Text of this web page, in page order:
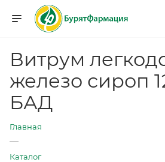
Витрум
железо сироп
БАД
Главная
—
Каталог